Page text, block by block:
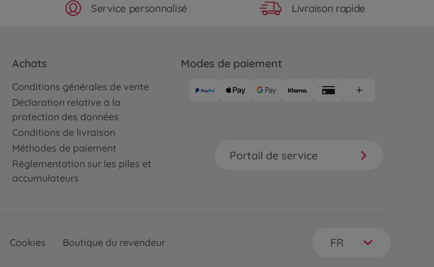
Service personnalisé Livraison rapide
Achats
Conditions générales de vente
Déclaration relative à la
protection des données
Conditions de livraison
Méthodes de paiement
Règlementation sur les piles et
accumulateurs
Modes de paiement
Portail de service
Cookies Boutique du revendeur FR